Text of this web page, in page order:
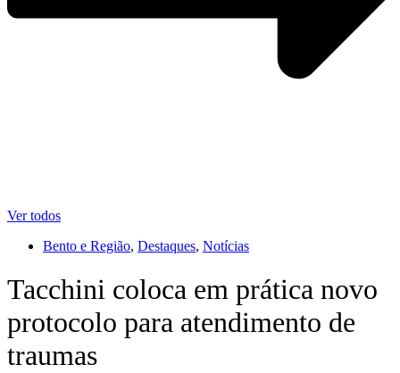
Ver todos
Bento e Região, Destaques, Notícias
Tacchini coloca em prática novo
protocolo para atendimento de
traumas